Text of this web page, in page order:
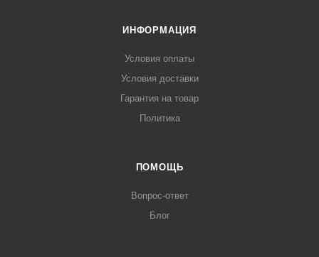
ИНФОРМАЦИЯ
Условия оплаты
Условия доставки
Гарантия на товар
Политика
ПОМОЩЬ
Вопрос-ответ
Блог